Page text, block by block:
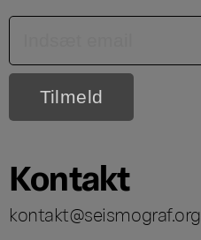
Kontakt
kontakt@seismograf.org